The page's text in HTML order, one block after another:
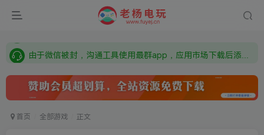
需要什么游戏请联系客服，若链接失效请联系客服，百度网盘边上的激活码也是解压密码
首页 全部游戏 正文